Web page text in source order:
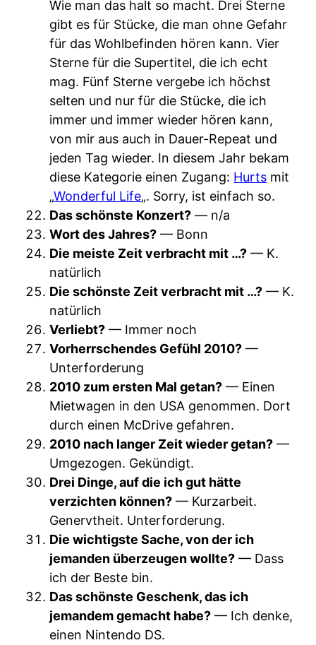
Wie man das halt so macht. Drei Sterne
gibt es für Stücke, die man ohne Gefahr
für das Wohlbefinden hören kann. Vier
Sterne für die Supertitel, die ich echt
mag. Fünf Sterne vergebe ich höchst
selten und nur für die Stücke, die ich
immer und immer wieder hören kann,
von mir aus auch in Dauer-Repeat und
jeden Tag wieder. In diesem Jahr bekam
diese Kategorie einen Zugang: Hurts mit
„Wonderful Life„. Sorry, ist einfach so.
Das schönste Konzert? — n/a
Wort des Jahres? — Bonn
Die meiste Zeit verbracht mit …? — K.
natürlich
Die schönste Zeit verbracht mit …? — K.
natürlich
Verliebt? — Immer noch
Vorherrschendes Gefühl 2010? —
Unterforderung
2010 zum ersten Mal getan? — Einen
Mietwagen in den USA genommen. Dort
durch einen McDrive gefahren.
2010 nach langer Zeit wieder getan? —
Umgezogen. Gekündigt.
Drei Dinge, auf die ich gut hätte
verzichten können? — Kurzarbeit.
Genervtheit. Unterforderung.
Die wichtigste Sache, von der ich
jemanden überzeugen wollte? — Dass
ich der Beste bin.
Das schönste Geschenk, das ich
jemandem gemacht habe? — Ich denke,
einen Nintendo DS.